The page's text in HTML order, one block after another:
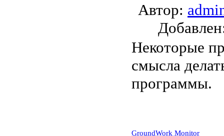
Автор:
Некоторые
смысла
программы.
GroundWork Monitor